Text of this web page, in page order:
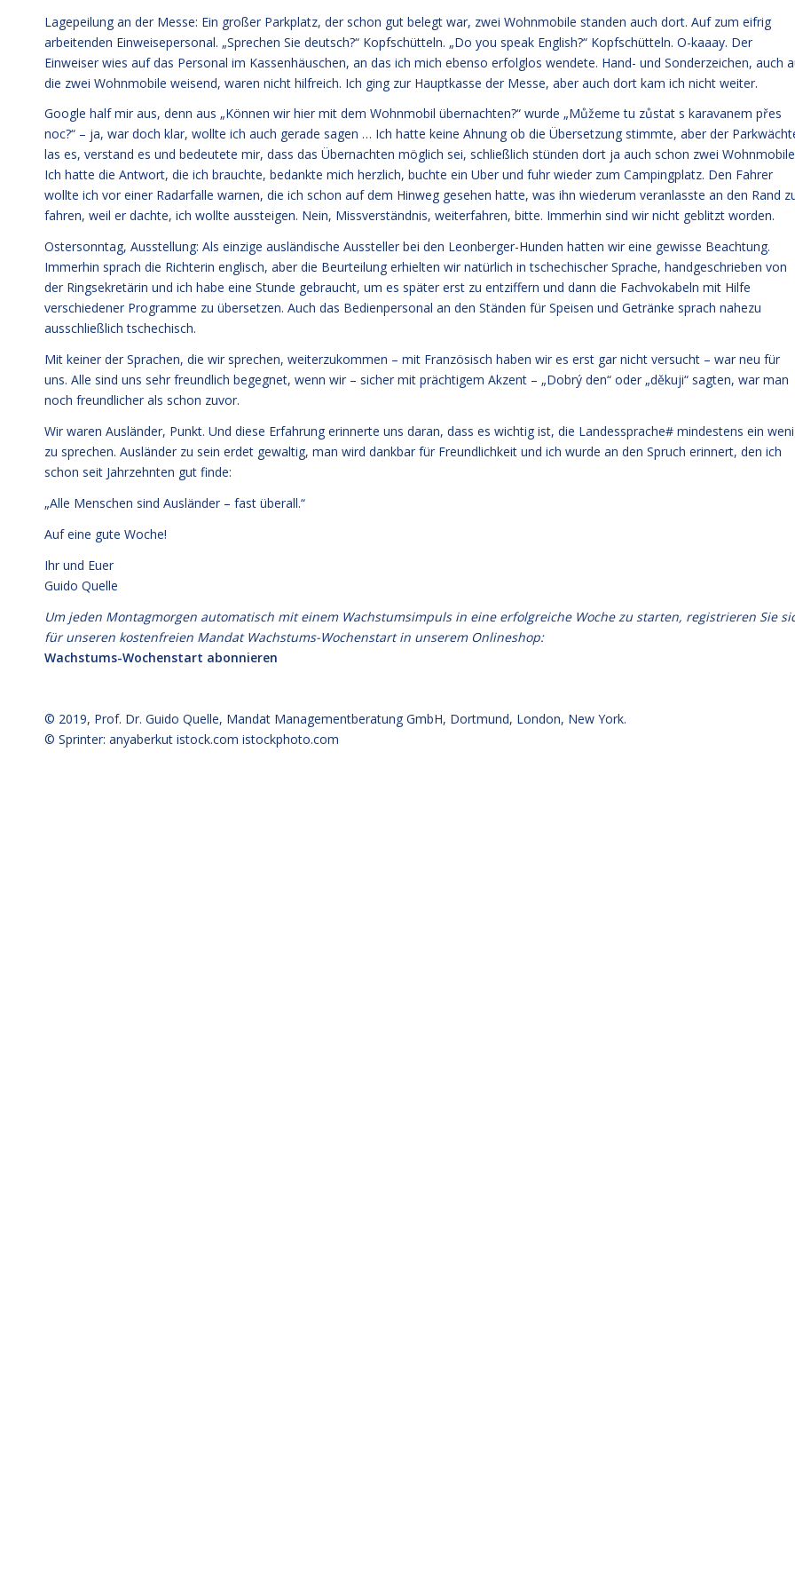
Lagepeilung an der Messe: Ein großer Parkplatz, der schon gut belegt war, zwei Wohnmobile standen auch dort. Auf zum eifrig
arbeitenden Einweisepersonal. „Sprechen Sie deutsch?“ Kopfschütteln. „Do you speak English?“ Kopfschütteln. O-kaaay. Der
Einweiser wies auf das Personal im Kassenhäuschen, an das ich mich ebenso erfolglos wendete. Hand- und Sonderzeichen, auch
die zwei Wohnmobile weisend, waren nicht hilfreich. Ich ging zur Hauptkasse der Messe, aber auch dort kam ich nicht weiter.
Google half mir aus, denn aus „Können wir hier mit dem Wohnmobil übernachten?“ wurde „Můžeme tu zůstat s karavanem přes
noc?“ – ja, war doch klar, wollte ich auch gerade sagen … Ich hatte keine Ahnung ob die Übersetzung stimmte, aber der
las es, verstand es und bedeutete mir, dass das Übernachten möglich sei, schließlich stünden dort ja auch schon zwei
Ich hatte die Antwort, die ich brauchte, bedankte mich herzlich, buchte ein Uber und fuhr wieder zum Campingplatz. Den Fahrer
wollte ich vor einer Radarfalle warnen, die ich schon auf dem Hinweg gesehen hatte, was ihn wiederum veranlasste an den Rand
fahren, weil er dachte, ich wollte aussteigen. Nein, Missverständnis, weiterfahren, bitte. Immerhin sind wir nicht geblitzt worden.
Ostersonntag, Ausstellung: Als einzige ausländische Aussteller bei den Leonberger-Hunden hatten wir eine gewisse Beachtung.
Immerhin sprach die Richterin englisch, aber die Beurteilung erhielten wir natürlich in tschechischer Sprache, handgeschrieben von
der Ringsekretärin und ich habe eine Stunde gebraucht, um es später erst zu entziffern und dann die Fachvokabeln mit Hilfe
verschiedener Programme zu übersetzen. Auch das Bedienpersonal an den Ständen für Speisen und Getränke sprach nahezu
ausschließlich tschechisch.
Mit keiner der Sprachen, die wir sprechen, weiterzukommen – mit Französisch haben wir es erst gar nicht versucht – war neu für
uns. Alle sind uns sehr freundlich begegnet, wenn wir – sicher mit prächtigem Akzent – „Dobrý den“ oder „děkuji“ sagten, war man
noch freundlicher als schon zuvor.
Wir waren Ausländer, Punkt. Und diese Erfahrung erinnerte uns daran, dass es wichtig ist, die Landessprache# mindestens ein
zu sprechen. Ausländer zu sein erdet gewaltig, man wird dankbar für Freundlichkeit und ich wurde an den Spruch erinnert, den ich
schon seit Jahrzehnten gut finde:
„Alle Menschen sind Ausländer – fast überall.“
Auf eine gute Woche!
Ihr und Euer
Guido Quelle
Um jeden Montagmorgen automatisch mit einem Wachstumsimpuls in eine erfolgreiche Woche zu starten, registrieren Sie
für unseren kostenfreien Mandat Wachstums-Wochenstart in unserem Onlineshop:
Wachstums-Wochenstart abonnieren
© 2019, Prof. Dr. Guido Quelle, Mandat Managementberatung GmbH, Dortmund, London, New York.
© Sprinter: anyaberkut istock.com istockphoto.com